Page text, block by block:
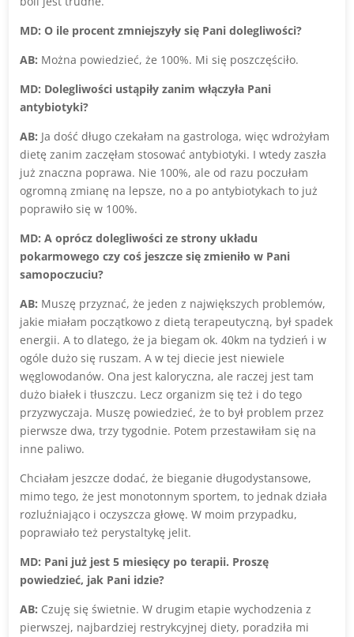
MD: O ile procent zmniejszyły się Pani dolegliwości?
AB: Można powiedzieć, że 100%. Mi się poszczęściło.
MD: Dolegliwości ustąpiły zanim włączyła Pani
antybiotyki?
AB: Ja dość długo czekałam na gastrologa, więc wdrożyłam
dietę zanim zaczęłam stosować antybiotyki. I wtedy zaszła
już znaczna poprawa. Nie 100%, ale od razu poczułam
ogromną zmianę na lepsze, no a po antybiotykach to już
poprawiło się w 100%.
MD: A oprócz dolegliwości ze strony układu
pokarmowego czy coś jeszcze się zmieniło w Pani
samopoczuciu?
AB: Muszę przyznać, że jeden z największych problemów,
jakie miałam początkowo z dietą terapeutyczną, był spadek
energii. A to dlatego, że ja biegam ok. 40km na tydzień i w
ogóle dużo się ruszam. A w tej diecie jest niewiele
węglowodanów. Ona jest kaloryczna, ale raczej jest tam
dużo białek i tłuszczu. Lecz organizm się też i do tego
przyzwyczaja. Muszę powiedzieć, że to był problem przez
pierwsze dwa, trzy tygodnie. Potem przestawiłam się na
inne paliwo.
Chciałam jeszcze dodać, że bieganie długodystansowe,
mimo tego, że jest monotonnym sportem, to jednak działa
rozluźniająco i oczyszcza głowę. W moim przypadku,
poprawiało też perystaltykę jelit.
MD: Pani już jest 5 miesięcy po terapii. Proszę
powiedzieć, jak Pani idzie?
AB: Czuję się świetnie. W drugim etapie wychodzenia z
pierwszej, najbardziej restrykcyjnej diety, poradziła mi